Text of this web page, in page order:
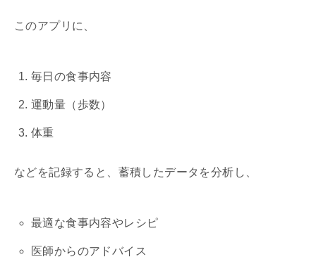
このアプリに、
毎日の食事内容
運動量（歩数）
体重
などを記録すると、蓄積したデータを分析し、
最適な食事内容やレシピ
医師からのアドバイス